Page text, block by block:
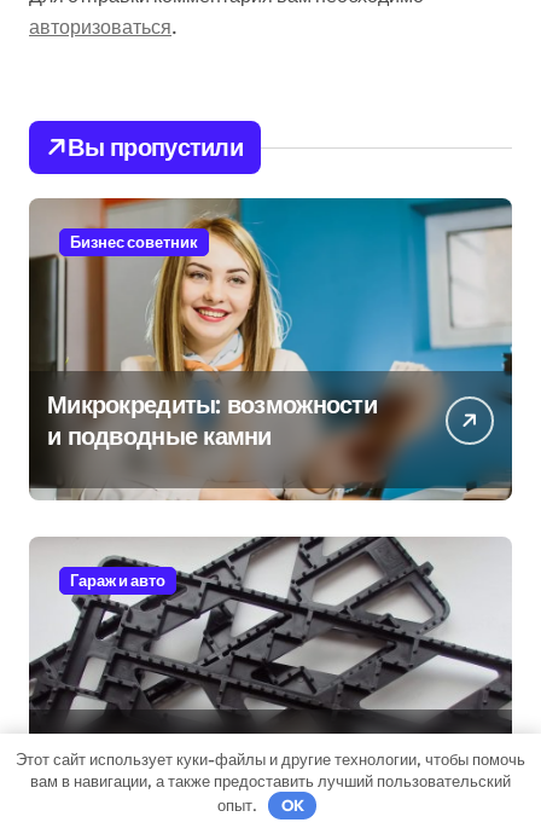
авторизоваться.
Вы пропустили
Бизнес советник
Микрокредиты: возможности
и подводные камни
Гараж и авто
Антипробуксовочные траки:
Обзор и Преимущества
Этот сайт использует куки-файлы и другие технологии, чтобы помочь
вам в навигации, а также предоставить лучший пользовательский
опыт.
OK